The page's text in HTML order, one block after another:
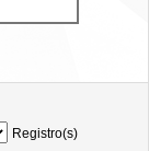
Registro(s)